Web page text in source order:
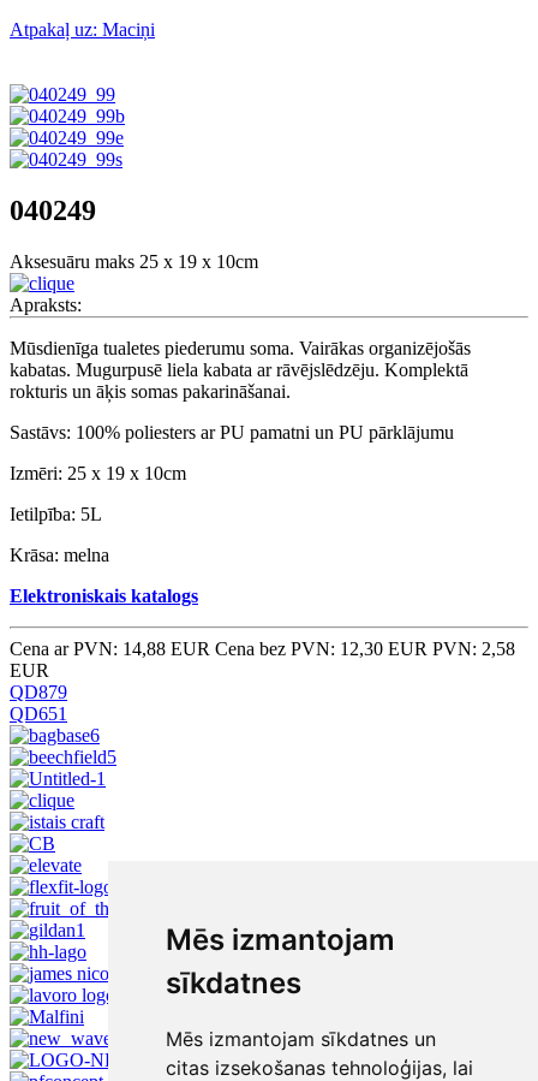
Mēs izmantojam
sīkdatnes
Mēs izmantojam sīkdatnes un
citas izsekošanas tehnoloģijas, lai
Atpakaļ uz: Maciņi
040249
Aksesuāru maks 25 x 19 x 10cm
Apraksts:
Mūsdienīga tualetes piederumu soma. Vairākas organizējošās
kabatas. Mugurpusē liela kabata ar rāvējslēdzēju. Komplektā
rokturis un āķis somas pakarināšanai.
Sastāvs: 100% poliesters ar PU pamatni un PU pārklājumu
Izmēri: 25 x 19 x 10cm
Ietilpība: 5L
Krāsa: melna
Elektroniskais katalogs
Cena ar PVN: 14,88 EUR Cena bez PVN: 12,30 EUR PVN: 2,58
EUR
QD879
QD651